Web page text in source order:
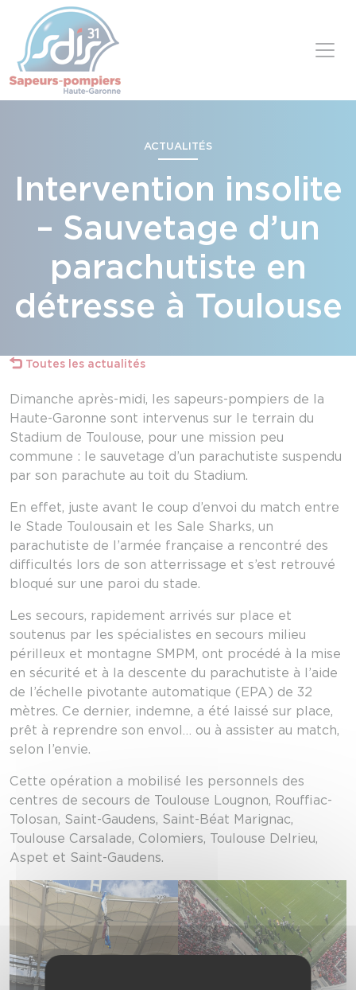
ACTUALITÉS
Intervention insolite
– Sauvetage d’un
parachutiste en
détresse à Toulouse
Toutes les actualités
Dimanche après-midi, les sapeurs-pompiers de la
Haute-Garonne sont intervenus sur le terrain du
Stadium de Toulouse, pour une mission peu
commune : le sauvetage d’un parachutiste suspendu
par son parachute au toit du Stadium.
En effet, juste avant le coup d’envoi du match entre
le Stade Toulousain et les Sale Sharks, un
parachutiste de l’armée française a rencontré des
difficultés lors de son atterrissage et s’est retrouvé
bloqué sur une paroi du stade.
Les secours, rapidement arrivés sur place et
soutenus par les spécialistes en secours milieu
périlleux et montagne SMPM, ont procédé à la mise
en sécurité et à la descente du parachutiste à l’aide
de l’échelle pivotante automatique (EPA) de 32
mètres. Ce dernier, indemne, a été laissé sur place,
prêt à reprendre son envol… ou à assister au match,
selon l’envie.
Cette opération a mobilisé les personnels des
centres de secours de Toulouse Lougnon, Rouffiac-
Tolosan, Saint-Gaudens, Saint-Béat Marignac,
Toulouse Carsalade, Colomiers, Toulouse Delrieu,
Aspet et Saint-Gaudens.
Panneau de gestion des cookies